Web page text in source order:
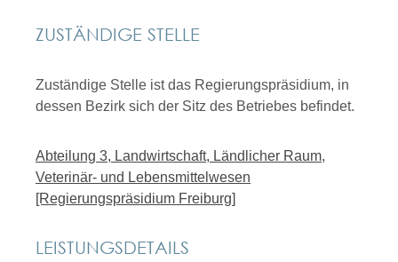
ZUSTÄNDIGE STELLE
Zuständige Stelle ist das Regierungspräsidium, in
dessen Bezirk sich der Sitz des Betriebes befindet.
Abteilung 3, Landwirtschaft, Ländlicher Raum,
Veterinär- und Lebensmittelwesen
[Regierungspräsidium Freiburg]
LEISTUNGSDETAILS